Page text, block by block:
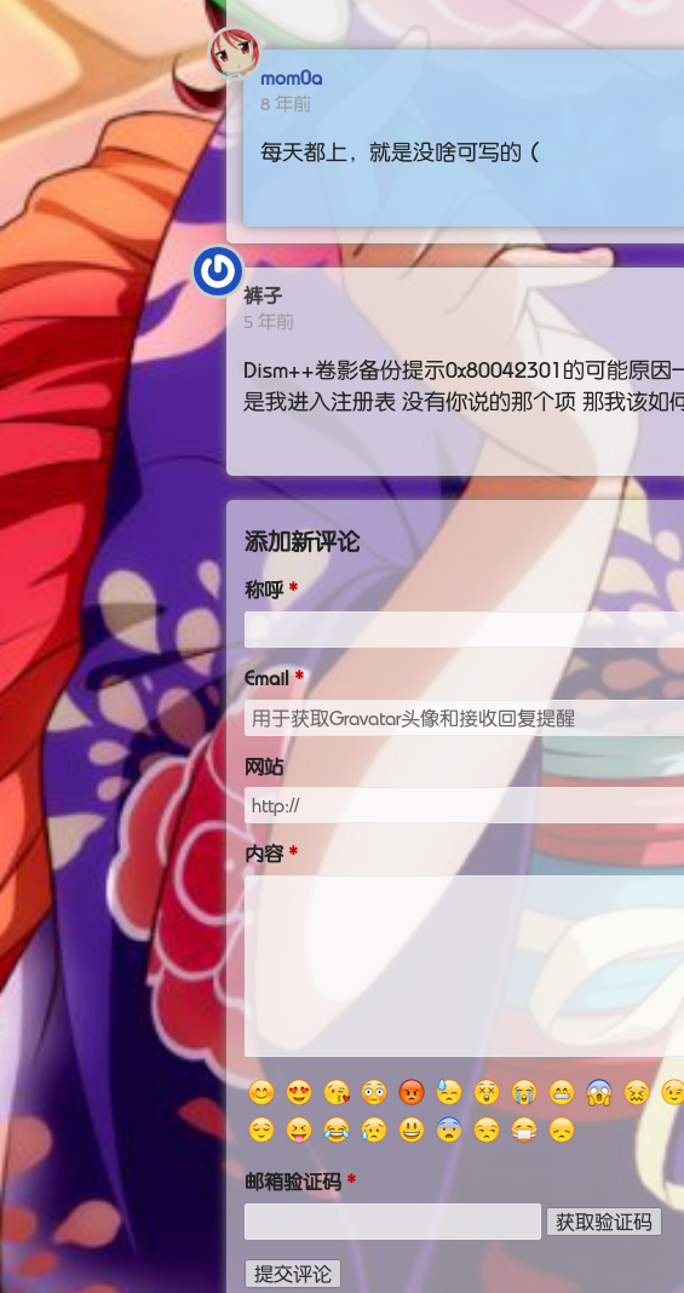
mom0a
8 年前
每天都上，就是没啥可写的（
裤子
5 年前
Dism++卷影备份提示0x80042301的可能
是我进入注册表 没有你说的那个项 那我该如
添加新评论
称呼
Email
网站
内容
邮箱验证码
获取验证码
提交评论